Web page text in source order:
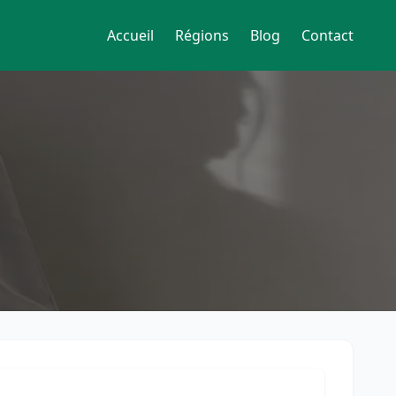
Accueil Régions Blog Contact